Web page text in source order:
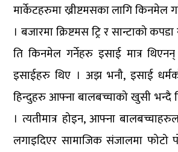
मार्केटहरुमा ख्रीष्टमसका लागि किनमेल
। बजारमा क्रिष्टमस ट्रि र सान्टाको
ति किनमेल गर्नेहरु इसाई मात्र
इसाईहरु थिए । अझ भनौ, इसाई
हिन्दुहरु आफ्ना बालबच्चाको खुसी भन्दै
। त्यतीमात्र होइन, आफ्ना
लगाइदिएर सामाजिक संजालमा फोटो